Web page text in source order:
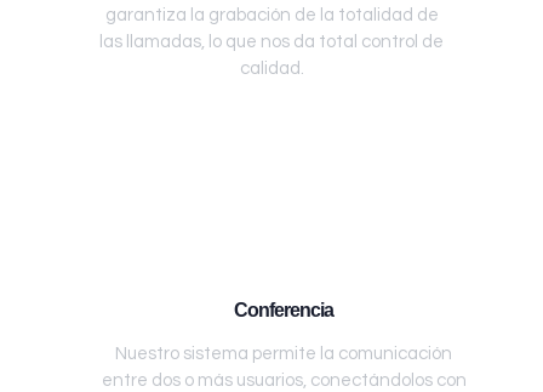
garantiza la grabación de la totalidad de
las llamadas, lo que nos da total control de
calidad.
Conferencia
Nuestro sistema permite la comunicación
entre dos o más usuarios, conectándolos con